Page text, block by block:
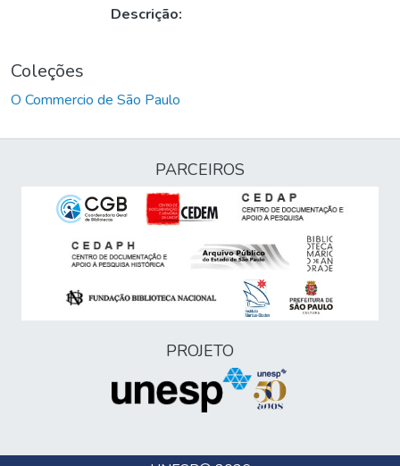
Descrição:
Coleções
O Commercio de São Paulo
PARCEIROS
PROJETO